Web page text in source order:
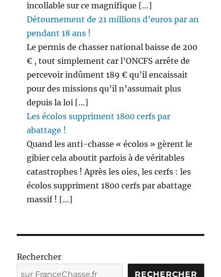
incollable sur ce magnifique […]
Détournement de 21 millions d’euros par an
pendant 18 ans !
Le permis de chasser national baisse de 200
€ , tout simplement car l’ONCFS arrête de
percevoir indûment 189 € qu’il encaissait
pour des missions qu’il n’assumait plus
depuis la loi […]
Les écolos suppriment 1800 cerfs par
abattage !
Quand les anti-chasse « écolos » gèrent le
gibier cela aboutit parfois à de véritables
catastrophes ! Après les oies, les cerfs : les
écolos suppriment 1800 cerfs par abattage
massif ! […]
Rechercher
RECHERCHER